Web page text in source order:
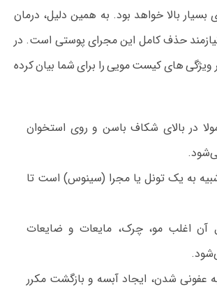
بالا خواهد بود. به همین دلیل، درمان
حذف کامل این مجرای پوستی است. در
ویژگی های کیست مویی را برای شما بیان کرده
در بالای شکاف باسن و روی استخوان
به یک تونل یا مجرا (سینوس) است تا
آن اغلب مو، چرک، مایعات و ضایعات
عفونی شدن، ایجاد آبسه و بازگشت مکرر